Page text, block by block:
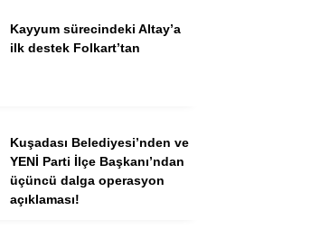
TikTok
Kayyum sürecindeki Altay’a
ilk destek Folkart’tan
Kuşadası Belediyesi’nden ve
YENİ Parti İlçe Başkanı’ndan
üçüncü dalga operasyon
açıklaması!